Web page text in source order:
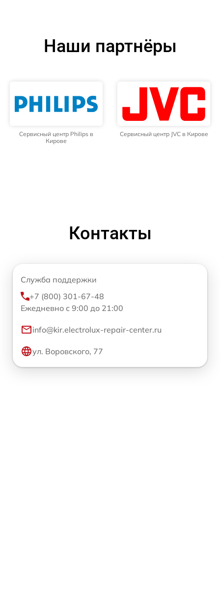
Наши партнёры
Сервисный центр Philips в
Кирове
Сервисный центр JVC в Кирове
Контакты
Служба поддержки
+7 (800) 301-67-48
Ежедневно с 9:00 до 21:00
info@kir.electrolux-repair-center.ru
ул. Воровского, 77